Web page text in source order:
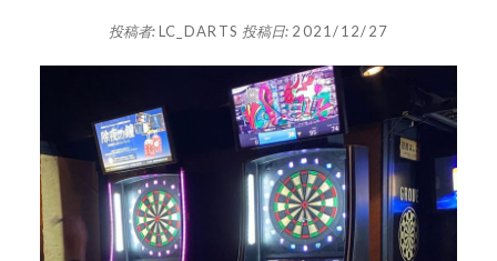
投稿者:LC_DARTS 投稿日: 2021/12/27